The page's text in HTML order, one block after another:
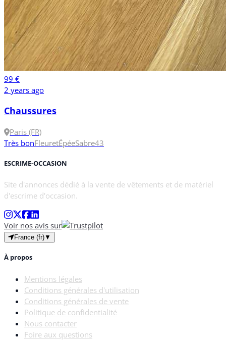
99 €
2 years ago
Chaussures
Paris (FR)
Très bonFleuretÉpéeSabre43
ESCRIME-OCCASION
Site d'annonces dédié à la vente de vêtements et de matériel
d'escrime d'occasion.
Voir nos avis sur
France (fr)▼
À propos
Mentions légales
Conditions générales d'utilisation
Conditions générales de vente
Politique de confidentialité
Nous contacter
Foire aux questions